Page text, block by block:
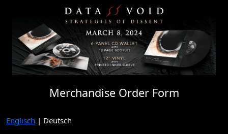
Merchandise Order Form
Englisch | Deutsch